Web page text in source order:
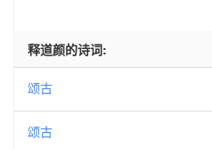
释道颜的诗词:
颂古
颂古